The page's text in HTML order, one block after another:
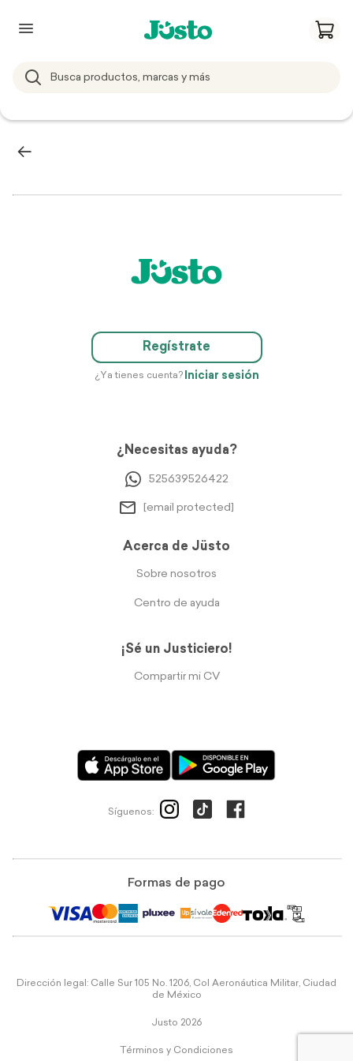
Regístrate
¿Ya tienes cuenta? Iniciar sesión
¿Necesitas ayuda?
525639526422
[email protected]
Acerca de Jüsto
Sobre nosotros
Centro de ayuda
¡Sé un Justiciero!
Compartir mi CV
Síguenos:
Formas de pago
Dirección legal: Calle Sur 105 No. 1206, Col Aeronáutica Militar, Ciudad
de México
Justo 2026
Términos y Condiciones